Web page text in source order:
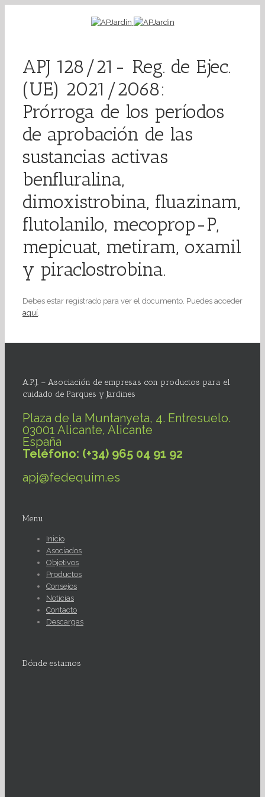
APJ 128/21- Reg. de Ejec.
(UE) 2021/2068:
Prórroga de los períodos
de aprobación de las
sustancias activas
benfluralina,
dimoxistrobina, fluazinam,
flutolanilo, mecoprop-P,
mepicuat, metiram, oxamil
y piraclostrobina.
Debes estar registrado para ver el documento. Puedes acceder
aquí.
A.P.J. – Asociación de empresas con productos para el
cuidado de Parques y Jardines
Plaza de la Muntanyeta, 4. Entresuelo.
03001 Alicante, Alicante
España
Teléfono: (+34) 965 04 91 92
apj@fedequim.es
Menu
Inicio
Asociados
Objetivos
Productos
Consejos
Noticias
Contacto
Descargas
Dónde estamos